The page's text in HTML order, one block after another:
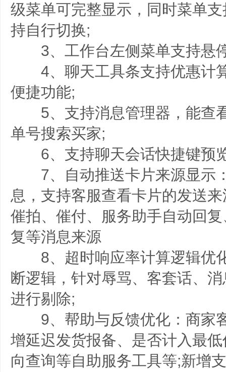
级菜单可完整显示，同时菜单支
持自行切换;
3、工作台左侧菜单支持悬
4、聊天工具条支持优惠计
便捷功能;
5、支持消息管理器，能查
单号搜索买家;
6、支持聊天会话快捷键预
7、自动推送卡片来源显示
息，支持客服查看卡片的发送
催拍、催付、服务助手自动回
复等消息来源
8、超时响应率计算逻辑优
断逻辑，针对辱骂、客套话、
进行剔除;
9、帮助与反馈优化：商家
增延迟发货报备、是否计入最
向查询等自助服务工具等;新增